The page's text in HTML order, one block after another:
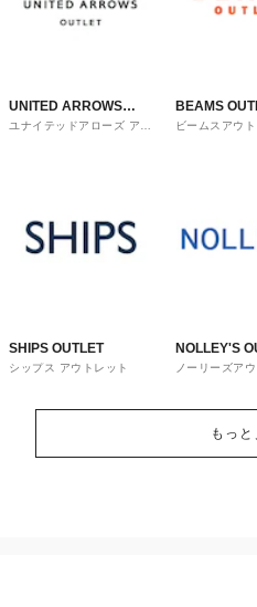
UNITED ARROWS
OUTLET
ユナイテッドアローズ アウ
BEAMS
ビームスアウト
SHIPS OUTLET
シップス アウトレット
NOLLEY'S
ノーリーズア
もっと